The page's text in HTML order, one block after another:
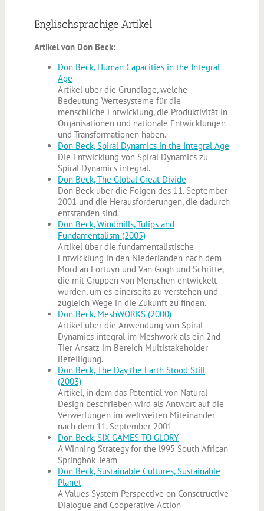
Englischsprachige Artikel
Artikel von Don Beck:
Don Beck, Human Capacities in the Integral
Age
Artikel über die Grundlage, welche
Bedeutung Wertesysteme für die
menschliche Entwicklung, die Produktivität in
Organisationen und nationale Entwicklungen
und Transformationen haben.
Don Beck, Spiral Dynamics in the Integral Age
Die Entwicklung von Spiral Dynamics zu
Spiral Dynamics integral.
Don Beck, The Global Great Divide
Don Beck über die Folgen des 11. September
2001 und die Herausforderungen, die dadurch
entstanden sind.
Don Beck, Windmills, Tulips and
Fundamentalism (2005)
Artikel über die fundamentalistische
Entwicklung in den Niederlanden nach dem
Mord an Fortuyn und Van Gogh und Schritte,
die mit Gruppen von Menschen entwickelt
wurden, um es einerseits zu verstehen und
zugleich Wege in die Zukunft zu finden.
Don Beck, MeshWORKS (2000)
Artikel über die Anwendung von Spiral
Dynamics integral im Meshwork als ein 2nd
Tier Ansatz im Bereich Multistakeholder
Beteiligung.
Don Beck, The Day the Earth Stood Still
(2003)
Artikel, in dem das Potential von Natural
Design beschrieben wird als Antwort auf die
Verwerfungen im weltweiten Miteinander
nach dem 11. September 2001
Don Beck, SIX GAMES TO GLORY
A Winning Strategy for the l995 South African
Springbok Team
Don Beck, Sustainable Cultures, Sustainable
Planet
A Values System Perspective on Consctructive
Dialogue and Cooperative Action